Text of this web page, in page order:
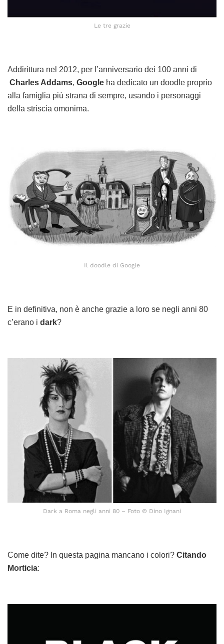
Le tre grazie
Addirittura nel 2012, per l’anniversario dei 100 anni di
Charles Addams, Google ha dedicato un doodle proprio
alla famiglia più strana di sempre, usando i personaggi
della striscia omonima.
Il doodle di Google
E in definitiva, non è anche grazie a loro se negli anni 80
c’erano i dark?
Dark a Roma negli anni 80 – Foto © Dino Ignani
Come dite? In questa pagina mancano i colori? Citando
Morticia: